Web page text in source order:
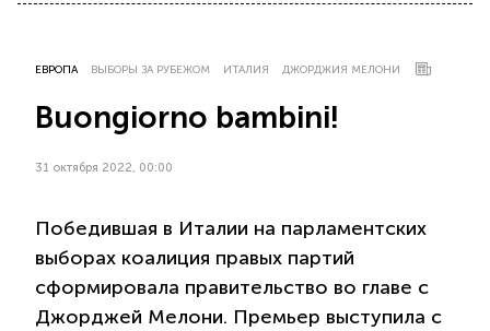
ЕВРОПА ВЫБОРЫ ЗА РУБЕЖОМ ИТАЛИЯ ДЖОРДЖИЯ МЕЛОНИ
Buongiorno bambini!
31 октября 2022, 00:00
Победившая в Италии на парламентских
выборах коалиция правых партий
сформировала правительство во главе с
Джорджей Мелони. Премьер выступила с